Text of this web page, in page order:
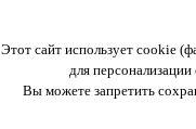
Этот сайт использует cookie
для персонализации
Вы можете запретить